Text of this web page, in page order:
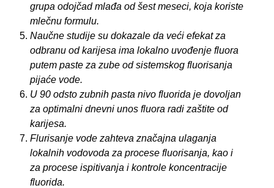
grupa odojčad mlađa od šest meseci, koja koriste
mlečnu formulu.
Naučne studije su dokazale da veći efekat za
odbranu od karijesa ima lokalno uvođenje fluora
putem paste za zube od sistemskog fluorisanja
pijaće vode.
U 90 odsto zubnih pasta nivo fluorida je dovoljan
za optimalni dnevni unos fluora radi zaštite od
karijesa.
Flurisanje vode zahteva značajna ulaganja
lokalnih vodovoda za procese fluorisanja, kao i
za procese ispitivanja i kontrole koncentracije
fluorida.